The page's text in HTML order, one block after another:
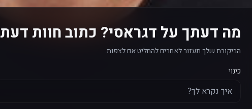
מה דעתך על דגראסי? כתוב חוות דעת
הביקורת שלך תעזור לאחרים להחליט אם לצפות.
כינוי